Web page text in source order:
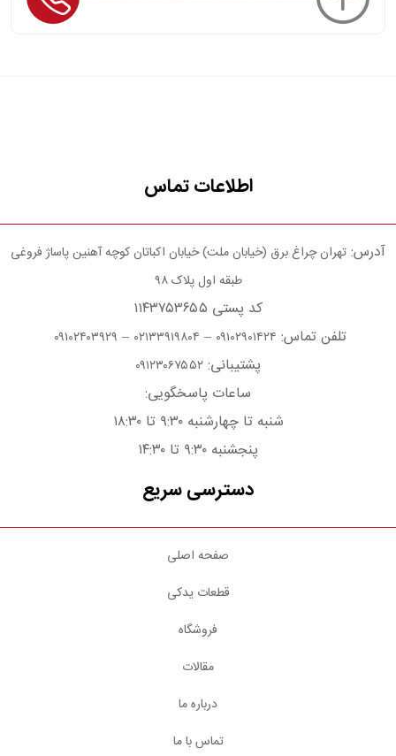
چینی
اطلاعات تماس
آدرس: تهران چراغ برق (خیابان ملت) خیابان اکباتان کوچه آهنین پاساژ فروغی
طبقه اول پلاک ۹۸
کد پستی ۱۱۴۳۷۵۳۶۵۵
تلفن تماس: ۰۹۱۰۲۹۰۱۴۲۴ – ۰۲۱۳۳۹۱۹۸۰۴ – ۰۹۱۰۲۴۰۳۹۲۹
پشتیبانی: ۰۹۱۲۳۰۶۷۵۵۲
ساعات پاسخگویی:
شنبه تا چهارشنبه ۹:۳۰ تا ۱۸:۳۰
پنجشنبه ۹:۳۰ تا ۱۴:۳۰
دسترسی سریع
صفحه اصلی
قطعات یدکی
فروشگاه
مقالات
درباره ما
تماس با ما